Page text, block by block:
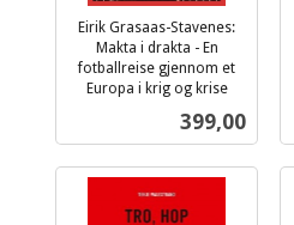
Eirik Grasaas-Stavenes:
Makta i drakta - En
fotballreise gjennom et
Europa i krig og krise
Pris
399,00